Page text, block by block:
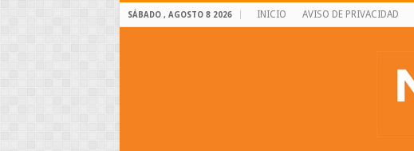
SÁBADO , AGOSTO 8 2026 INICIO AVISO DE PRIVACIDAD